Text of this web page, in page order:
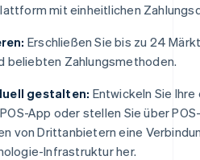
mit einheitlichen
Erschließen Sie bis zu 24
beliebten Zahlungsmethoden.
gestalten: Entwickeln Sie Ihre
App oder stellen Sie über
von Drittanbietern eine
Infrastruktur her.